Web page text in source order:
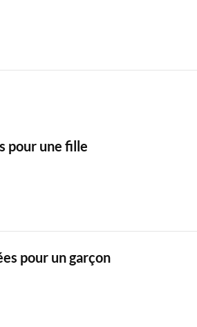
pour une fille
pour un garçon